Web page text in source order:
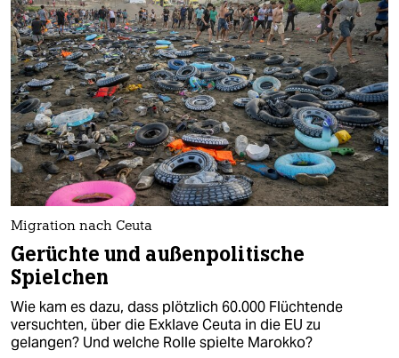
Migration nach Ceuta
Gerüchte und außenpolitische
Spielchen
Wie kam es dazu, dass plötzlich 60.000 Flüchtende
versuchten, über die Exklave Ceuta in die EU zu
gelangen? Und welche Rolle spielte Marokko?